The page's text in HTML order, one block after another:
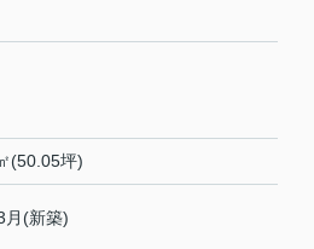
(50.05坪)
月(新築)